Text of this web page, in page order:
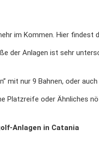
im Kommen. Hier findest
der Anlagen ist sehr
mit nur 9 Bahnen, oder
Platzreife oder Ähnliches
Anlagen in Catania